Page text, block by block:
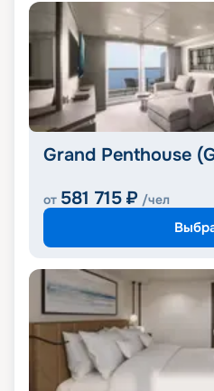
Grand Penthouse
от 581 715 ₽ /чел